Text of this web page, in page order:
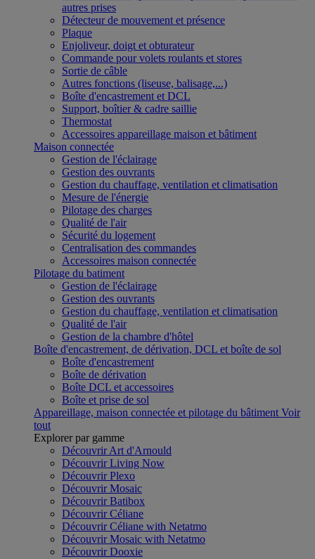
autres prises
Détecteur de mouvement et présence
Plaque
Enjoliveur, doigt et obturateur
Commande pour volets roulants et stores
Sortie de câble
Autres fonctions (liseuse, balisage,...)
Boîte d'encastrement et DCL
Support, boîtier & cadre saillie
Thermostat
Accessoires appareillage maison et bâtiment
Maison connectée
Gestion de l'éclairage
Gestion des ouvrants
Gestion du chauffage, ventilation et climatisation
Mesure de l'énergie
Pilotage des charges
Qualité de l'air
Sécurité du logement
Centralisation des commandes
Accessoires maison connectée
Pilotage du batiment
Gestion de l'éclairage
Gestion des ouvrants
Gestion du chauffage, ventilation et climatisation
Qualité de l'air
Gestion de la chambre d'hôtel
Boîte d'encastrement, de dérivation, DCL et boîte de sol
Boîte d'encastrement
Boîte de dérivation
Boîte DCL et accessoires
Boîte et prise de sol
Appareillage, maison connectée et pilotage du bâtiment Voir
tout
Explorer par gamme
Découvrir Art d'Arnould
Découvrir Living Now
Découvrir Plexo
Découvrir Mosaic
Découvrir Batibox
Découvrir Céliane
Découvrir Céliane with Netatmo
Découvrir Mosaic with Netatmo
Découvrir Dooxie